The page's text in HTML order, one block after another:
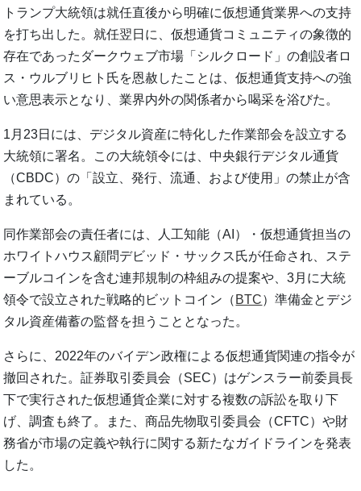
トランプ大統領は就任直後から明確に仮想通貨業界への支持
を打ち出した。就任翌日に、仮想通貨コミュニティの象徴的
存在であったダークウェブ市場「シルクロード」の創設者ロ
ス・ウルブリヒト氏を恩赦したことは、仮想通貨支持への強
い意思表示となり、業界内外の関係者から喝采を浴びた。
1月23日には、デジタル資産に特化した作業部会を設立する
大統領に署名。この大統領令には、中央銀行デジタル通貨
（CBDC）の「設立、発行、流通、および使用」の禁止が含
まれている。
同作業部会の責任者には、人工知能（AI）・仮想通貨担当の
ホワイトハウス顧問デビッド・サックス氏が任命され、ステ
ーブルコインを含む連邦規制の枠組みの提案や、3月に大統
領令で設立された戦略的ビットコイン（ BTC）準備金とデジ
タル資産備蓄の監督を担うこととなった。
さらに、2022年のバイデン政権による仮想通貨関連の指令が
撤回された。証券取引委員会（SEC）はゲンスラー前委員長
下で実行された仮想通貨企業に対する複数の訴訟を取り下
げ、調査も終了。また、商品先物取引委員会（CFTC）や財
務省が市場の定義や執行に関する新たなガイドラインを発表
した。